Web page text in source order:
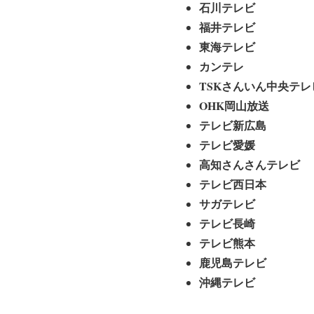
石川テレビ
福井テレビ
東海テレビ
カンテレ
TSKさんいん中央テレ
OHK岡山放送
テレビ新広島
テレビ愛媛
高知さんさんテレビ
テレビ西日本
サガテレビ
テレビ長崎
テレビ熊本
鹿児島テレビ
沖縄テレビ